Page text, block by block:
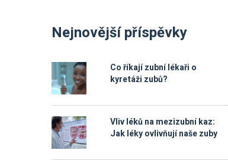
Nejnovější příspěvky
Co říkají zubní lékaři o
kyretáži zubů?
Vliv léků na mezizubní kaz:
Jak léky ovlivňují naše zuby